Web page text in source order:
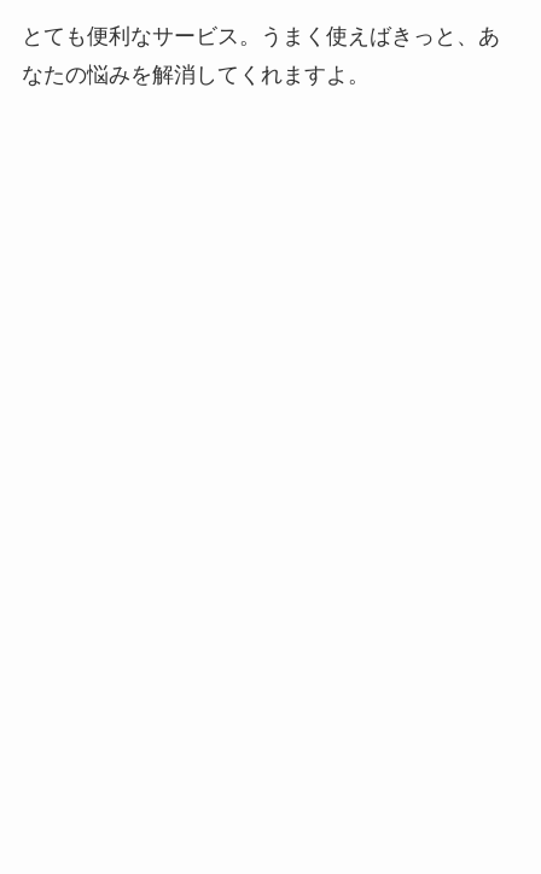
とても便利なサービス。うまく使えばきっと、あ
なたの悩みを解消してくれますよ。